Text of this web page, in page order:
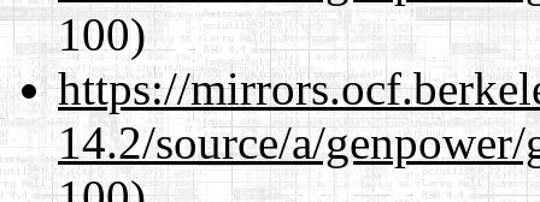
100)
https://
14.2/source/a/